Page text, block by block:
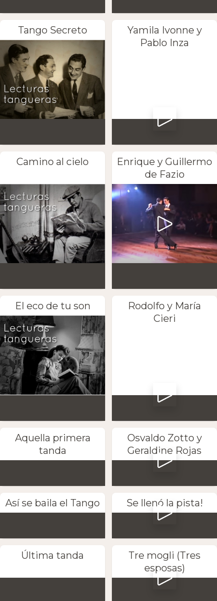
Tango Secreto
Yamila Ivonne y
Pablo Inza
Camino al cielo
Enrique y Guillermo
de Fazio
El eco de tu son
Rodolfo y María
Cieri
Aquella primera
tanda
Osvaldo Zotto y
Geraldine Rojas
Así se baila el Tango Se llenó la pista!
Última tanda
Tre mogli (Tres
esposas)